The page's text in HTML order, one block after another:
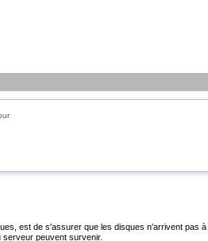
est de s'assurer que les disques n'arrivent pas
serveur peuvent survenir.